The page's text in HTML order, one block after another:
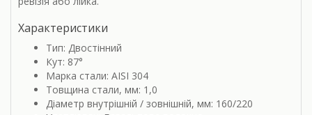
Характеристики
Тип: Двостінний
Кут: 87°
Марка стали: AISI 304
Товщина стали, мм: 1,0
Діаметр внутрішній / зовнішній, мм: 160/220